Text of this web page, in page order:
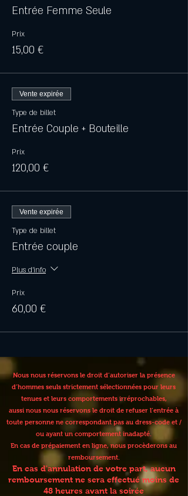
Entrée Femme Seule
Prix
15,00 €
Vente expirée
Type de billet
Entrée Couple + Bouteille
Prix
120,00 €
Vente expirée
Type de billet
Entrée couple
Plus d'info
Prix
60,00 €
Nous nous réservons le droit d’autoriser la présence
d’hommes seuls strictement sélectionnées pour leurs
tenues et leurs comportements irréprochables,
aussi nous nous réservons le droit de refuser l’entrée à
toute personne ne correspondant pas au dress-code et /
ou ayant un comportement inadapté.
En cas de prépaiement en ligne, nous procèderons au
remboursement.
En cas d'annulation de votre part, aucun
remboursement ne sera effectué moins de
48 heures avant la soirée